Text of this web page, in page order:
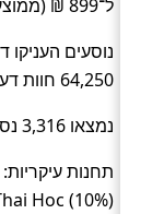
ל־899 ₪ (ממוצע כ־249 ₪).
64,250 חוות דעת.
נמצאו 3,316 נסיעות פרטיות (כ־9.1 ליום).
Hoc (10%).